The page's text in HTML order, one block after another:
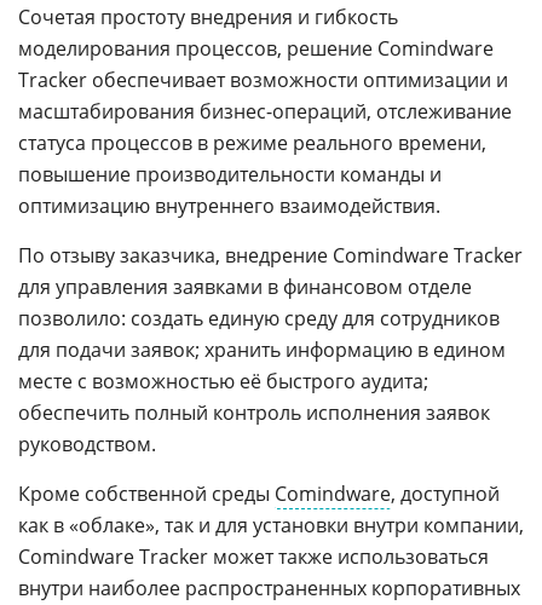
Сочетая простоту внедрения и гибкость
моделирования процессов, решение Comindware
Tracker обеспечивает возможности оптимизации и
масштабирования бизнес-операций, отслеживание
статуса процессов в режиме реального времени,
повышение производительности команды и
оптимизацию внутреннего взаимодействия.
По отзыву заказчика, внедрение Comindware Tracker
для управления заявками в финансовом отделе
позволило: создать единую среду для сотрудников
для подачи заявок; хранить информацию в едином
месте с возможностью её быстрого аудита;
обеспечить полный контроль исполнения заявок
руководством.
Кроме собственной среды Comindware, доступной
как в «облаке», так и для установки внутри компании,
Comindware Tracker может также использоваться
внутри наиболее распространенных корпоративных